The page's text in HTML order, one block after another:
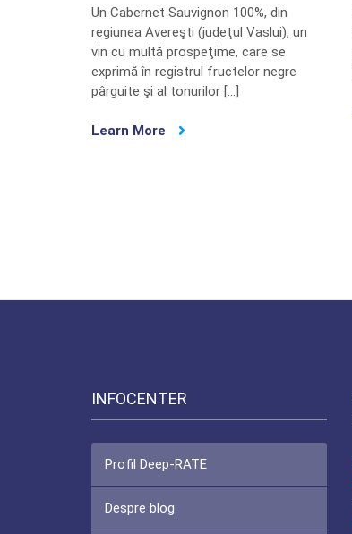
Un Cabernet Sauvignon 100%, din
regiunea Avereşti (judeţul Vaslui), un
vin cu multă prospeţime, care se
exprimă în registrul fructelor negre
pârguite şi al tonurilor […]
Learn More
INFOCENTER
Profil Deep-RATE
Despre blog